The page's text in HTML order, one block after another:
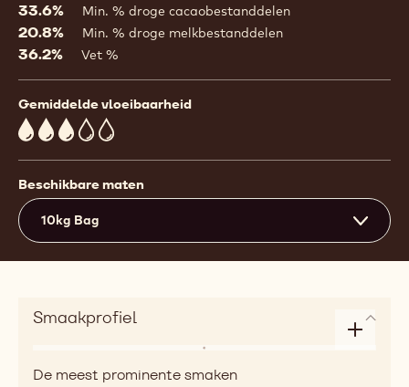
window)
33.6% Min. % droge cacaobestanddelen
20.8% Min. % droge melkbestanddelen
36.2% Vet %
Gemiddelde vloeibaarheid
3
Beschikbare maten
10kg Bag
Smaakprofiel
taste
dairy,
De meest prominente smaken